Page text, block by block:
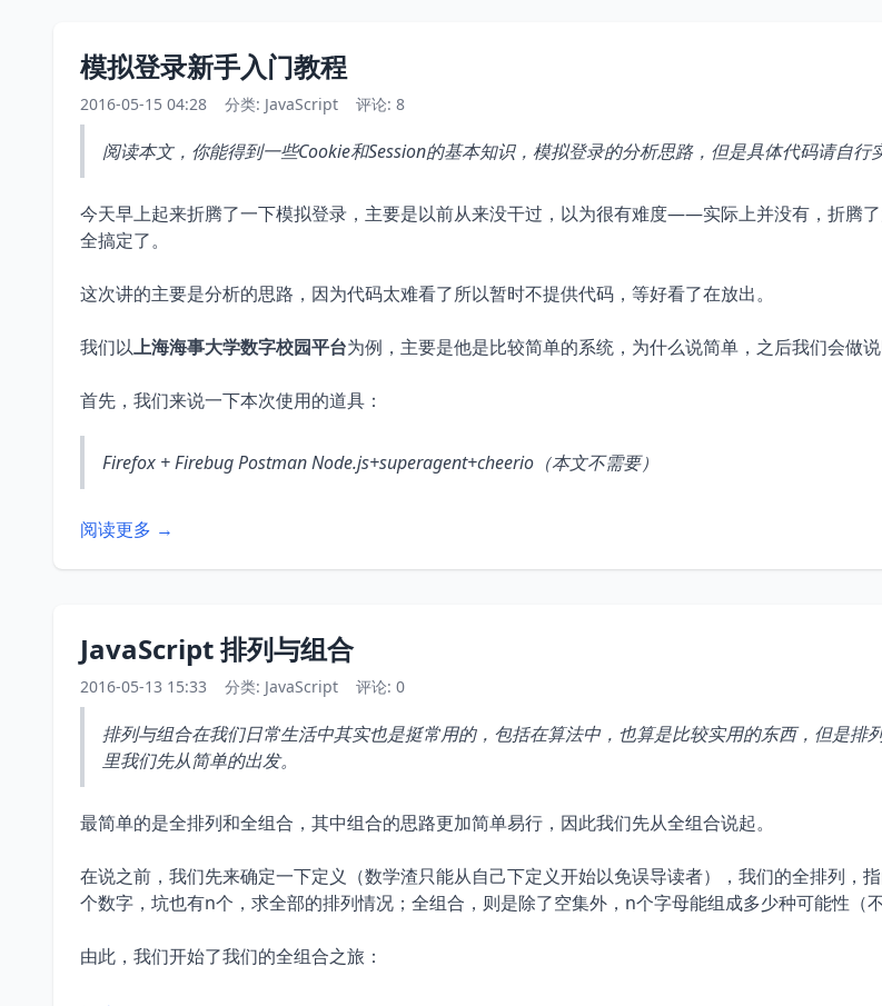
模拟登录新手入门教程
2016-05-15 04:28 分类: JavaScript 评论: 8
阅读本文，你能得到一些Cookie和Session的基本知识，模拟登录的分析思路，但是具体代码请自行
今天早上起来折腾了一下模拟登录，主要是以前从来没干过，以为很有难度——实际上并没有，折腾
全搞定了。
这次讲的主要是分析的思路，因为代码太难看了所以暂时不提供代码，等好看了在放出。
我们以上海海事大学数字校园平台为例，主要是他是比较简单的系统，为什么说简单，之后我们会做说
首先，我们来说一下本次使用的道具：
Firefox + Firebug Postman Node.js+superagent+cheerio（本文不需要）
阅读更多 →
JavaScript 排列与组合
2016-05-13 15:33 分类: JavaScript 评论: 0
排列与组合在我们日常生活中其实也是挺常用的，包括在算法中，也算是比较实用的东西，但是排
里我们先从简单的出发。
最简单的是全排列和全组合，其中组合的思路更加简单易行，因此我们先从全组合说起。
在说之前，我们先来确定一下定义（数学渣只能从自己下定义开始以免误导读者），我们的全排列，
个数字，坑也有n个，求全部的排列情况；全组合，则是除了空集外，n个字母能组成多少种可能性（
由此，我们开始了我们的全组合之旅：